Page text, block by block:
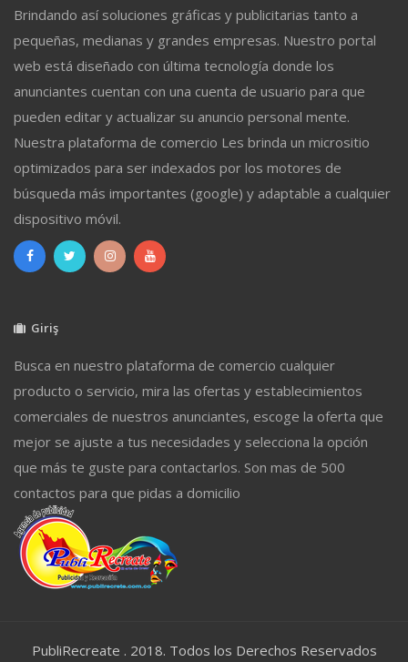
Brindando así soluciones gráficas y publicitarias tanto a
pequeñas, medianas y grandes empresas. Nuestro portal
web está diseñado con última tecnología donde los
anunciantes cuentan con una cuenta de usuario para que
pueden editar y actualizar su anuncio personal mente.
Nuestra plataforma de comercio Les brinda un micrositio
optimizados para ser indexados por los motores de
búsqueda más importantes (google) y adaptable a cualquier
dispositivo móvil.
Giriş
Busca en nuestro plataforma de comercio cualquier
producto o servicio, mira las ofertas y establecimientos
comerciales de nuestros anunciantes, escoge la oferta que
mejor se ajuste a tus necesidades y selecciona la opción
que más te guste para contactarlos. Son mas de 500
contactos para que pidas a domicilio
PubliRecreate . 2018. Todos los Derechos Reservados